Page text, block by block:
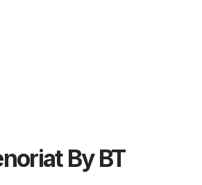
By BT